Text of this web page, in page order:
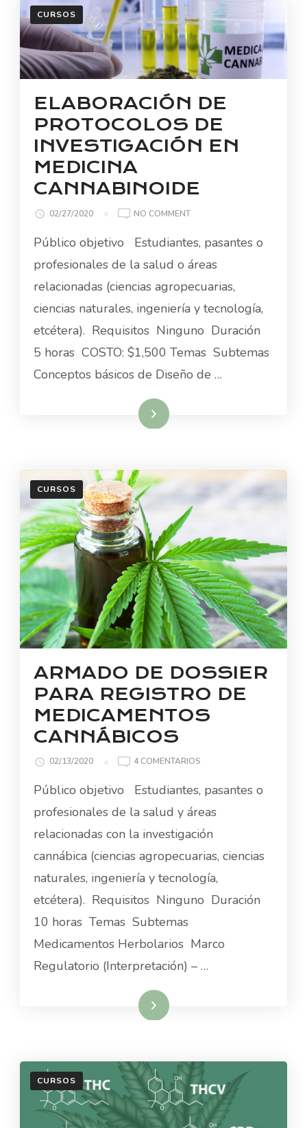
CURSOS
ELABORACIÓN DE
PROTOCOLOS DE
INVESTIGACIÓN EN
MEDICINA
CANNABINOIDE
02/27/2020 NO COMMENTON
DE
DE
INVESTIGACIÓN
MEDICINA
CANNABINOIDE
Público objetivo Estudiantes, pasantes o
profesionales de la salud o áreas
relacionadas (ciencias agropecuarias,
ciencias naturales, ingeniería y tecnología,
etcétera). Requisitos Ninguno Duración
5 horas COSTO: $1,500 Temas Subtemas
Conceptos básicos de Diseño de …
Read More
CURSOS
ARMADO DE DOSSIER
PARA REGISTRO DE
MEDICAMENTOS
CANNÁBICOS
02/13/2020 4 COMENTARIOS
DE
PARA
REGISTRO
MEDICAMENTOS
CANNÁBICOS
Público objetivo Estudiantes, pasantes o
profesionales de la salud y áreas
relacionadas con la investigación
cannábica (ciencias agropecuarias, ciencias
naturales, ingeniería y tecnología,
etcétera). Requisitos Ninguno Duración
10 horas Temas Subtemas
Medicamentos Herbolarios Marco
Regulatorio (Interpretación) – …
Read More
CURSOS